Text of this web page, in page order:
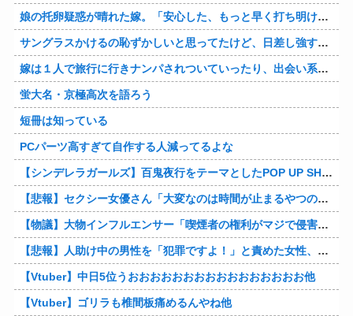
娘の托卵疑惑が晴れた嫁。「安心した、もっと早く打ち明けて鑑定しておけばよかった」と。そして「今度こそ家族三人で幸せになりたい」と言い出した！！ごめんこうむるわｗｗ
サングラスかけるの恥ずかしいと思ってたけど、日差し強すぎてサングラスかけ始めたわ
嫁は１人で旅行に行きナンパされついていったり、出会い系で知り合った男と会ったりした。しかも酔っていて避妊もしてなかった。そしてやはり自分には夫しかいないと思ったんだとｗ
蛍大名・京極高次を語ろう
短冊は知っている
PCパーツ高すぎて自作する人減ってるよな
【シンデレラガールズ】百鬼夜行をテーマとしたPOP UP SHOPが東京・大阪にて開催
【悲報】セクシー女優さん「大変なのは時間が止まるやつの撮影」←ばらしてしまうｗ
【物議】大物インフルエンサー「喫煙者の権利がマジで侵害されてる。いくら税金払ってるんだ」他
【悲報】人助け中の男性を「犯罪ですよ！」と責めた女性、警察が来た瞬間逃げる他
【Vtuber】中日5位うおおおおおおおおおおおおおおおお他
【Vtuber】ゴリラも椎間板痛めるんやね他